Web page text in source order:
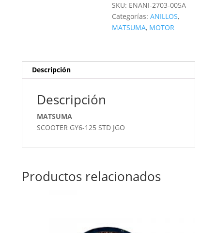
SKU: ENANI-2703-005A
Categorías:ANILLOS,
MATSUMA, MOTOR
Descripción
Descripción
MATSUMA
SCOOTER GY6-125 STD JGO
Productos relacionados